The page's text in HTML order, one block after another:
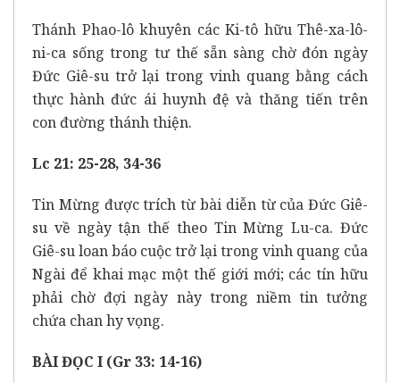
Thánh Phao-lô khuyên các Ki-tô hữu Thê-xa-lô-
ni-ca sống trong tư thế sẵn sàng chờ đón ngày
Đức Giê-su trở lại trong vinh quang bằng cách
thực hành đức ái huynh đệ và thăng tiến trên
con đường thánh thiện.
Lc 21: 25-28, 34-36
Tin Mừng được trích từ bài diễn từ của Đức Giê-
su về ngày tận thế theo Tin Mừng Lu-ca. Đức
Giê-su loan báo cuộc trở lại trong vinh quang của
Ngài để khai mạc một thế giới mới; các tín hữu
phải chờ đợi ngày này trong niềm tin tưởng
chứa chan hy vọng.
BÀI ĐỌC I (Gr 33: 14-16)